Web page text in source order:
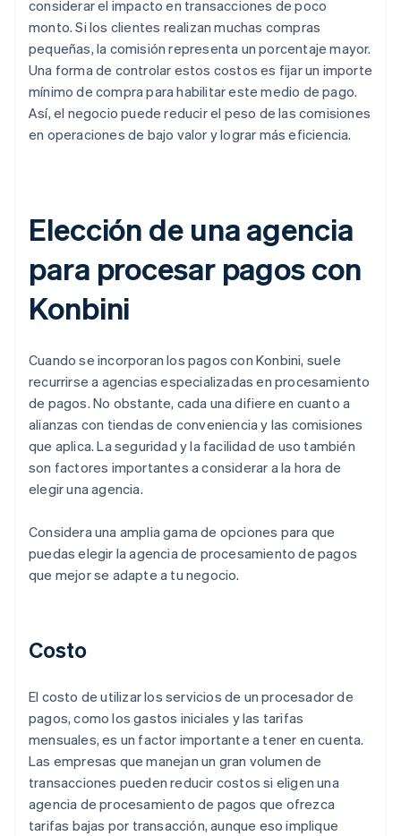
considerar el impacto en transacciones de poco
monto. Si los clientes realizan muchas compras
pequeñas, la comisión representa un porcentaje mayor.
Una forma de controlar estos costos es fijar un importe
mínimo de compra para habilitar este medio de pago.
Así, el negocio puede reducir el peso de las comisiones
en operaciones de bajo valor y lograr más eficiencia.
Elección de una agencia
para procesar pagos con
Konbini
Cuando se incorporan los pagos con Konbini, suele
recurrirse a agencias especializadas en procesamiento
de pagos. No obstante, cada una difiere en cuanto a
alianzas con tiendas de conveniencia y las comisiones
que aplica. La seguridad y la facilidad de uso también
son factores importantes a considerar a la hora de
elegir una agencia.
Considera una amplia gama de opciones para que
puedas elegir la agencia de procesamiento de pagos
que mejor se adapte a tu negocio.
Costo
El costo de utilizar los servicios de un procesador de
pagos, como los gastos iniciales y las tarifas
mensuales, es un factor importante a tener en cuenta.
Las empresas que manejan un gran volumen de
transacciones pueden reducir costos si eligen una
agencia de procesamiento de pagos que ofrezca
tarifas bajas por transacción, aunque eso implique